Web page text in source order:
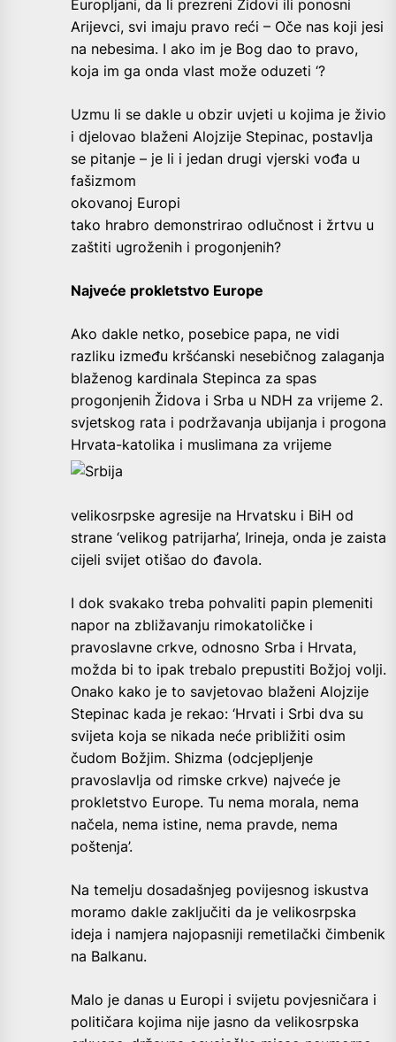
Europljani, da li prezreni Židovi ili ponosni
Arijevci, svi imaju pravo reći – Oče nas koji jesi
na nebesima. I ako im je Bog dao to pravo,
koja im ga onda vlast može oduzeti ‘?
Uzmu li se dakle u obzir uvjeti u kojima je živio
i djelovao blaženi Alojzije Stepinac, postavlja
se pitanje – je li i jedan drugi vjerski vođa u
fašizmom
okovanoj Europi
tako hrabro demonstrirao odlučnost i žrtvu u
zaštiti ugroženih i progonjenih?
Najveće prokletstvo Europe
Ako dakle netko, posebice papa, ne vidi
razliku između kršćanski nesebičnog zalaganja
blaženog kardinala Stepinca za spas
progonjenih Židova i Srba u NDH za vrijeme 2.
svjetskog rata i podržavanja ubijanja i progona
Hrvata-katolika i muslimana za vrijeme
velikosrpske agresije na Hrvatsku i BiH od
strane ‘velikog patrijarha’, Irineja, onda je zaista
cijeli svijet otišao do đavola.
I dok svakako treba pohvaliti papin plemeniti
napor na zbližavanju rimokatoličke i
pravoslavne crkve, odnosno Srba i Hrvata,
možda bi to ipak trebalo prepustiti Božjoj volji.
Onako kako je to savjetovao blaženi Alojzije
Stepinac kada je rekao: ‘Hrvati i Srbi dva su
svijeta koja se nikada neće približiti osim
čudom Božjim. Shizma (odcjepljenje
pravoslavlja od rimske crkve) najveće je
prokletstvo Europe. Tu nema morala, nema
načela, nema istine, nema pravde, nema
poštenja’.
Na temelju dosadašnjeg povijesnog iskustva
moramo dakle zaključiti da je velikosrpska
ideja i namjera najopasniji remetilački čimbenik
na Balkanu.
Malo je danas u Europi i svijetu povjesničara i
političara kojima nije jasno da velikosrpska